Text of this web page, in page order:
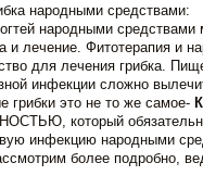
народными средствами:
народными
и лечение. Фитотерапия и
для лечения грибка.
инфекции сложно
грибки это не то же самое-
который
инфекцию народными
более подробно,